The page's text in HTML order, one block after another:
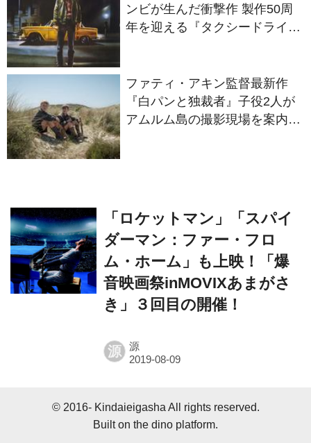
ンビが生んだ衝撃作 製作50周
年を迎える『タクシードライバ
ファティ・アキン監督最新作
『白パンと独裁者』子役2人が
アムルム島の撮影現場を案内！
「ロケットマン」「スパイ
ダーマン：ファー・フロ
ム・ホーム」も上映！「爆
音映画祭inMOVIXあまがさ
き」３回目の開催！
源 源
© 2016- Kindaieigasha All rights reserved.
Built on the dino platform.